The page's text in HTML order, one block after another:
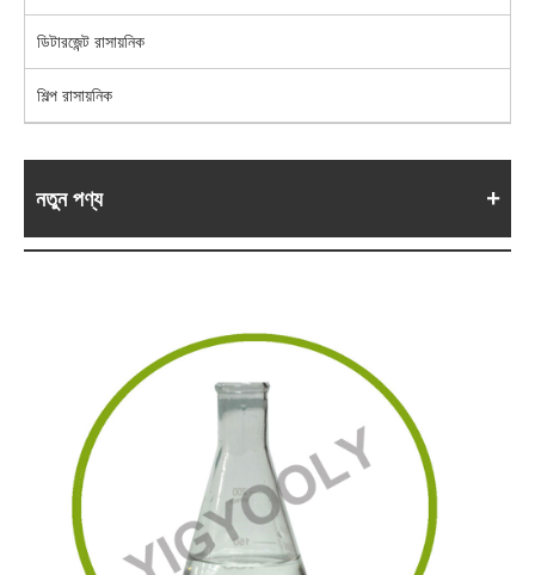
ডিটারজেন্ট রাসায়নিক
শিল্প রাসায়নিক
নতুন পণ্য